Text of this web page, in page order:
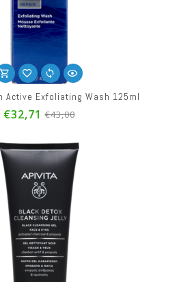
Active Exfoliating Wash 125ml
€32,71 €43,00